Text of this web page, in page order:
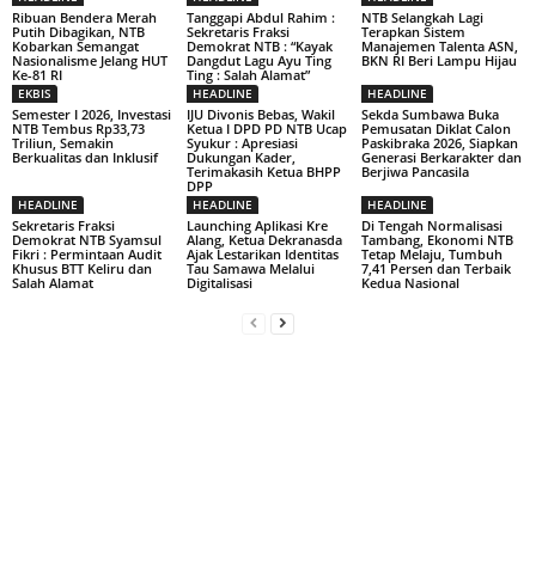
Ribuan Bendera Merah
Putih Dibagikan, NTB
Kobarkan Semangat
Nasionalisme Jelang HUT
Ke-81 RI
Tanggapi Abdul Rahim :
Sekretaris Fraksi
Demokrat NTB : “Kayak
Dangdut Lagu Ayu Ting
Ting : Salah Alamat”
NTB Selangkah Lagi
Terapkan Sistem
Manajemen Talenta ASN,
BKN RI Beri Lampu Hijau
EKBIS
Semester I 2026, Investasi
NTB Tembus Rp33,73
Triliun, Semakin
Berkualitas dan Inklusif
HEADLINE
IJU Divonis Bebas, Wakil
Ketua I DPD PD NTB Ucap
Syukur : Apresiasi
Dukungan Kader,
Terimakasih Ketua BHPP
DPP
HEADLINE
Sekda Sumbawa Buka
Pemusatan Diklat Calon
Paskibraka 2026, Siapkan
Generasi Berkarakter dan
Berjiwa Pancasila
HEADLINE
Sekretaris Fraksi
Demokrat NTB Syamsul
Fikri : Permintaan Audit
Khusus BTT Keliru dan
Salah Alamat
HEADLINE
Launching Aplikasi Kre
Alang, Ketua Dekranasda
Ajak Lestarikan Identitas
Tau Samawa Melalui
Digitalisasi
HEADLINE
Di Tengah Normalisasi
Tambang, Ekonomi NTB
Tetap Melaju, Tumbuh
7,41 Persen dan Terbaik
Kedua Nasional